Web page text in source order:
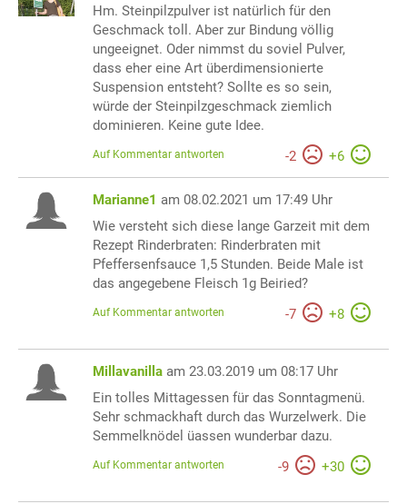
Hm. Steinpilzpulver ist natürlich für den
Geschmack toll. Aber zur Bindung völlig
ungeeignet. Oder nimmst du soviel Pulver,
dass eher eine Art überdimensionierte
Suspension entsteht? Sollte es so sein,
würde der Steinpilzgeschmack ziemlich
dominieren. Keine gute Idee.
-2 +6
Auf Kommentar antworten
Marianne1 am 08.02.2021 um 17:49 Uhr
Wie versteht sich diese lange Garzeit mit dem
Rezept Rinderbraten: Rinderbraten mit
Pfeffersenfsauce 1,5 Stunden. Beide Male ist
das angegebene Fleisch 1g Beiried?
-7 +8
Auf Kommentar antworten
Millavanilla am 23.03.2019 um 08:17 Uhr
Ein tolles Mittagessen für das Sonntagmenü.
Sehr schmackhaft durch das Wurzelwerk. Die
Semmelknödel üassen wunderbar dazu.
-9 +30
Auf Kommentar antworten